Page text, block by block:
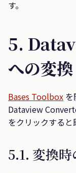
す。
5.
への変換
Bases Toolbox を
Dataview
をクリックすると
5.1. 変換